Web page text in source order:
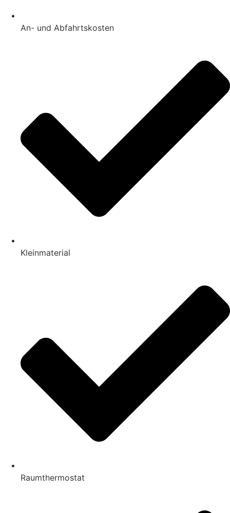
An- und Abfahrtskosten
Kleinmaterial
Raumthermostat